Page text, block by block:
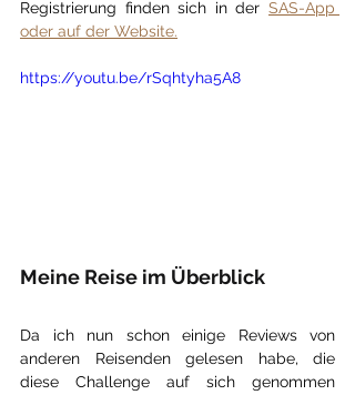
Registrierung finden sich in der SAS-App
oder auf der Website.
https://youtu.be/rSqhtyha5A8
Meine Reise im Überblick
Da ich nun schon einige Reviews von
anderen Reisenden gelesen habe, die
diese Challenge auf sich genommen